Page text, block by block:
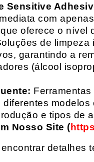
Sensitive
com
oferece o nível
de limpeza
garantindo a
(álcool
e tipos de
Nosso Site (
detalhes